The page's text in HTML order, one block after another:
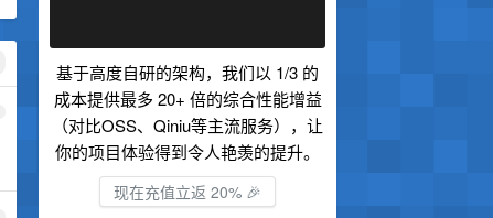
基于高度自研的架构，我们以 1/3 的
成本提供最多 20+ 倍的综合性能增益
（对比OSS、Qiniu等主流服务），让
你的项目体验得到令人艳羡的提升。
现在充值立返 20% 🎉